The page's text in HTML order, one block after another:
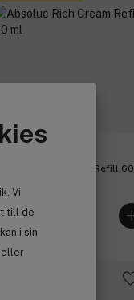
Vi
till de
i sin
eller
Absolue Rich Cream Refill 60
222 kr